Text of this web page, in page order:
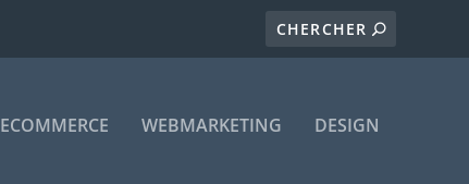
ECOMMERCE WEBMARKETING DESIGN